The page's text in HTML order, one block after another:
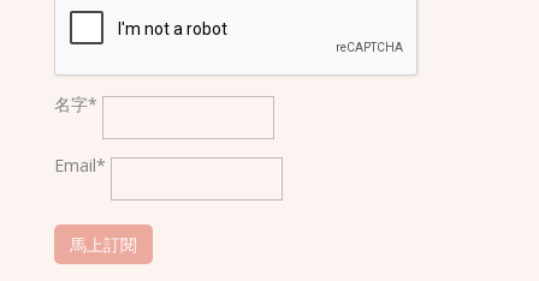
名字*
Email*